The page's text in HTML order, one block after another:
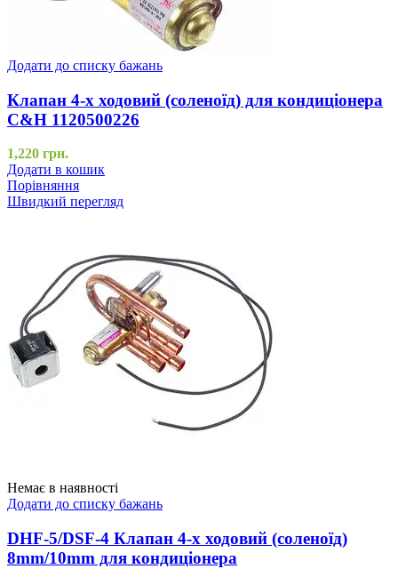
Додати до списку бажань
Клапан 4-х ходовий (соленоїд) для кондиціонера
C&H 1120500226
1,220 грн.
Додати в кошик
Порівняння
Швидкий перегляд
Немає в наявності
Додати до списку бажань
DHF-5/DSF-4 Клапан 4-х ходовий (соленоїд)
8mm/10mm для кондиціонера